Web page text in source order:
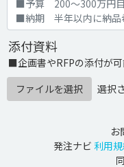
添付資料
■企画書やRFPの添付が
ファイルを選択
選択
お
発注ナビ 利用